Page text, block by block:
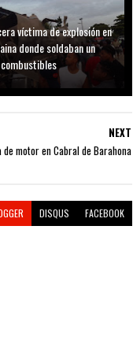
víctima de explosión en
donde soldaban un
NEXT
motor en Cabral de Barahona
DISQUS FACEBOOK